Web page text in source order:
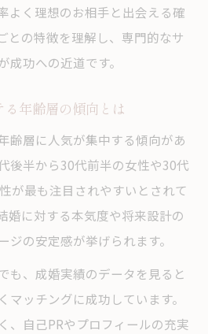
よく理想のお相手と出会える確
との特徴を理解し、専門的なサ
功への近道です。
年齢層の傾向とは
齢層に人気が集中する傾向があ
後半から30代前半の女性や30代
が最も注目されやすいとされて
婚に対する本気度や将来設計の
ジの安定感が挙げられます。
も、成婚実績のデータを見ると
マッチングに成功しています。
、自己PRやプロフィールの充実